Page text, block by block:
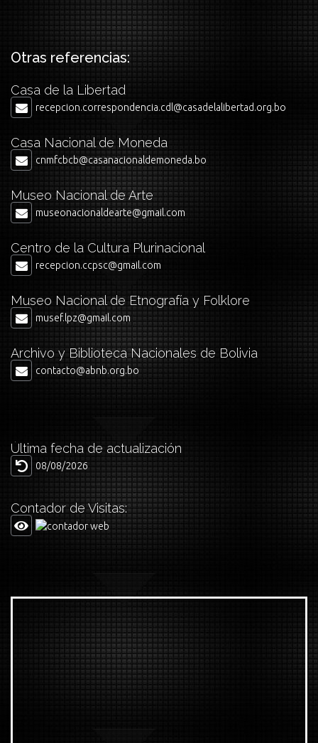
Otras referencias:
Casa de la Libertad
recepcion.correspondencia.cdl@casadelalibertad.org.bo
Casa Nacional de Moneda
cnmfcbcb@casanacionaldemoneda.bo
Museo Nacional de Arte
museonacionaldearte@gmail.com
Centro de la Cultura Plurinacional
recepcion.ccpsc@gmail.com
Museo Nacional de Etnografía y Folklore
musef.lpz@gmail.com
Archivo y Biblioteca Nacionales de Bolivia
contacto@abnb.org.bo
Última fecha de actualización
08/08/2026
Contador de Visitas: